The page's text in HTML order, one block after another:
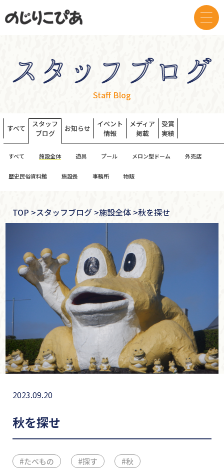
Staff Blog
すべて
スタッフ
ブログ
お知らせ
イベント
情報
メディア
掲載
受賞
実績
すべて 施設全体 遊具 プール メロン型ドーム 外売店
歴史民俗資料館 施設長 事務所 物販
TOP >スタッフブログ >施設全体 >秋を探せ
2023.09.20
秋を探せ
#たべもの #探す #秋